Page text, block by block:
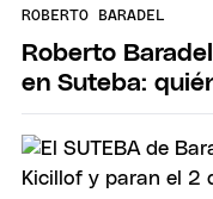
ROBERTO BARADEL
Roberto
en Suteba: